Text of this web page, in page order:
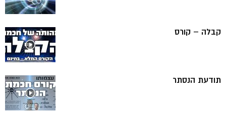
קבלה – קורס
תודעת הנסתר